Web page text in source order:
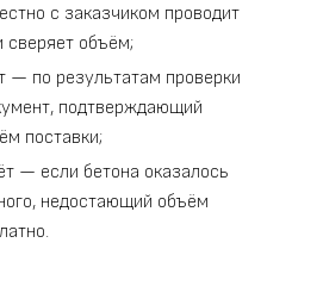
с заказчиком проводит
сверяет объём;
— по результатам проверки
подтверждающий
поставки;
— если бетона оказалось
недостающий объём